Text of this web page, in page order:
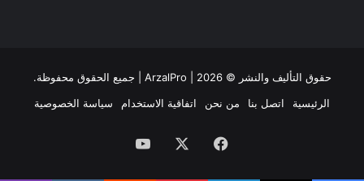
حقوق التأليف والنشر © ArzalPro | 2026 | جميع الحقوق محفوظة.
الرئيسية
اتصل بنا من نحن اتفاقية الاستخدام سياسة الخصوصية
فيسبوك ‫YouTube